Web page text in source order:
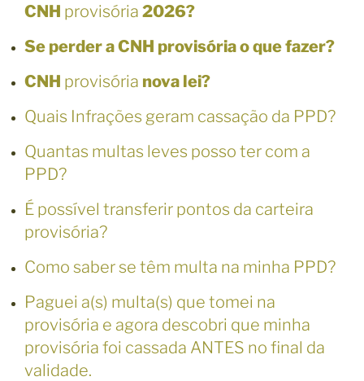
CNH provisória 2026?
Se perder a CNH provisória o que fazer?
CNH provisória nova lei?
Quais Infrações geram cassação da PPD?
Quantas multas leves posso ter com a
PPD?
É possível transferir pontos da carteira
provisória?
Como saber se têm multa na minha PPD?
Paguei a(s) multa(s) que tomei na
provisória e agora descobri que minha
provisória foi cassada ANTES no final da
validade.